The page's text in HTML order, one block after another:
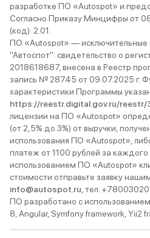
разработке ПО «Autospot» и
Согласно Приказу Минцифры от
(код): 2.01.
ПО «Autospot» —
"Автоспот": свидетельство о
2018618687, внесена в Реестр
запись № 28745 от 09.07.2025 г.
характеристики Программы
https://reestr.digital.gov.ru/
лицензии на ПО «Autospot»
(от 2,5% до 3%) от выручки,
использования ПО «Autospot»,
платеж от 1100 рублей за каждого
использованием ПО «Autospot»
стоимости отправьте заявку
info@autospot.ru , тел.
ПО разработано с использованием
8, Angular, Symfony framework, Yii2